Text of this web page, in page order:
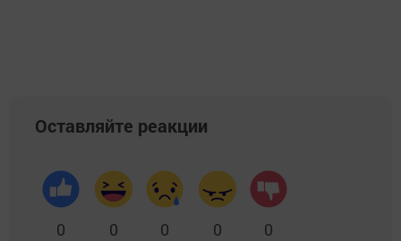
Оставляйте реакции
0 0 0 0 0